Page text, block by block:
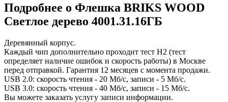
Подробнее о Флешка BRIKS WOOD
Светлое дерево 4001.31.16ГБ
Деревянный корпус.
Каждый чип дополнительно проходит тест H2 (тест
определяет наличие ошибок и скорость работы) в Москве
перед отправкой. Гарантия 12 месяцев с момента продажи.
USB 2.0: скорость чтения - 20 Мб/с, записи - 5 Мб/с.
USB 3.0: скорость чтения - 40 Мб/с, записи - 15 Мб/с.
Вы можете заказать услугу записи информации.